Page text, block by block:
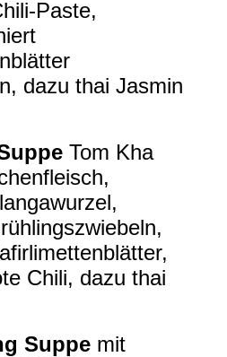
Paste,
dazu thai Jasmin
Tom Kha
Chili, dazu thai
Suppe mit